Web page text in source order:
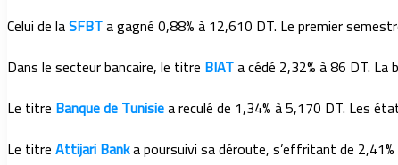
Celui de laSFBTa gagné 0,88% à 12,610 DT. Le premier
Dans le secteur bancaire, le titre BIATa cédé 2,32% à 86 DT.
Le titre Banque de Tunisiea reculé de 1,34% à 5,170 DT. Les
Le titreAttijari Banka poursuivi sa déroute, s’effritant de